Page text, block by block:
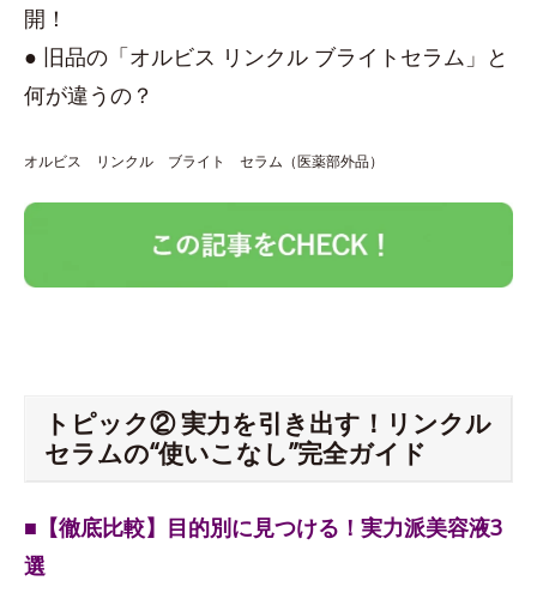
開！
● 旧品の「オルビス リンクル ブライトセラム」と
何が違うの？
オルビス リンクル ブライト セラム（医薬部外品）
トピック② 実力を引き出す！リンクル
セラムの“使いこなし”完全ガイド
■【徹底比較】目的別に見つける！実力派美容液3
選